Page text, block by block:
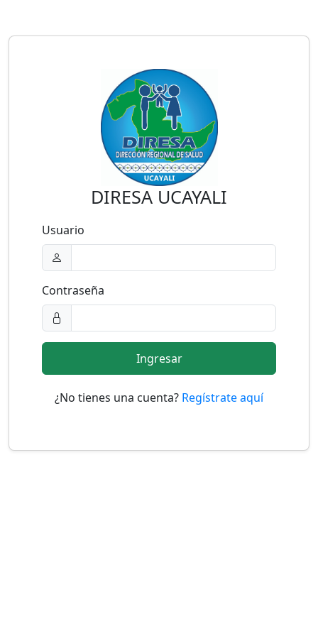
DIRESA UCAYALI
Usuario
Contraseña
Ingresar
¿No tienes una cuenta? Regístrate aquí